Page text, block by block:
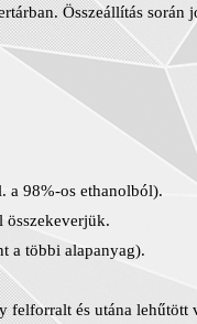
Összeállítás
a 98%-os ethanolból).
összekeverjük.
a többi alapanyag).
felforralt és utána